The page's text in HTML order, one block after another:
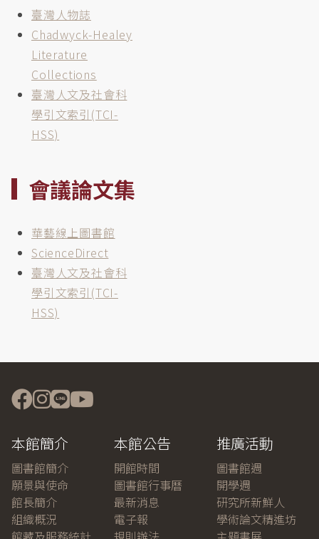
臺灣人物誌
Chadwyck-Healey
Literature
Collections
臺灣人文及社會科
學引文索引(TCI-
HSS)
會議論文集
華藝線上圖書館
ScienceDirect
臺灣人文及社會科
學引文索引(TCI-
HSS)
本館簡介
圖書館簡介
願景與使命
館長簡介
組織概況
本館公告
開館時間
圖書館行事曆
最新消息
電子報
推廣活動
圖書館週
開學週
研究所新鮮人
學術論文精進坊